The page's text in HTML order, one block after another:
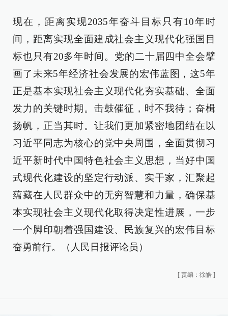
现在，距离实现2035年奋斗目标只有10年时
间，距离实现全面建成社会主义现代化强国目
标也只有20多年时间。党的二十届四中全会擘
画了未来5年经济社会发展的宏伟蓝图，这5年
正是基本实现社会主义现代化夯实基础、全面
发力的关键时期。击鼓催征，时不我待；奋楫
扬帆，正当其时。让我们更加紧密地团结在以
习近平同志为核心的党中央周围，全面贯彻习
近平新时代中国特色社会主义思想，当好中国
式现代化建设的坚定行动派、实干家，汇聚起
蕴藏在人民群众中的无穷智慧和力量，确保基
本实现社会主义现代化取得决定性进展，一步
一个脚印朝着强国建设、民族复兴的宏伟目标
奋勇前行。（ 人民日报评论员 ）
[ 责编：徐皓 ]